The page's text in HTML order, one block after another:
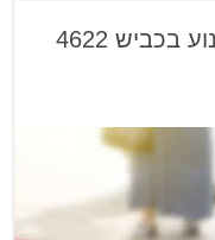
תאונת דרכים בין משאית לאופנוע בכביש 4622